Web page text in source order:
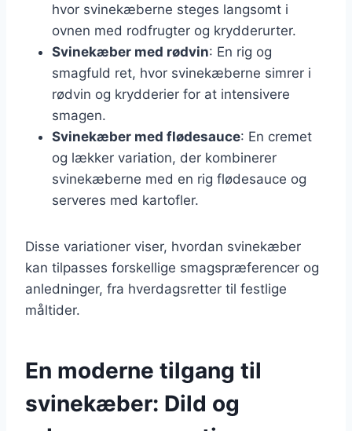
hvor svinekæberne steges langsomt i
ovnen med rodfrugter og krydderurter.
Svinekæber med rødvin: En rig og
smagfuld ret, hvor svinekæberne simrer i
rødvin og krydderier for at intensivere
smagen.
Svinekæber med flødesauce: En cremet
og lækker variation, der kombinerer
svinekæberne med en rig flødesauce og
serveres med kartofler.
Disse variationer viser, hvordan svinekæber
kan tilpasses forskellige smagspræferencer og
anledninger, fra hverdagsretter til festlige
måltider.
En moderne tilgang til
svinekæber: Dild og